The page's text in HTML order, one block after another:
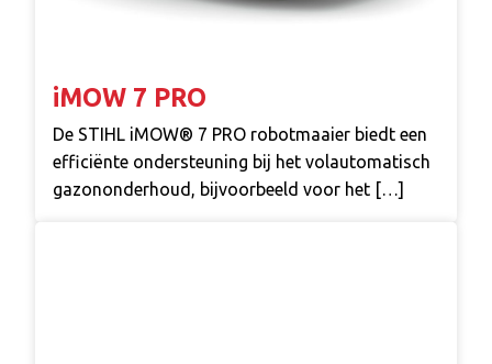
iMOW 7 PRO
De STIHL iMOW® 7 PRO robotmaaier biedt een
efficiënte ondersteuning bij het volautomatisch
gazononderhoud, bijvoorbeeld voor het […]